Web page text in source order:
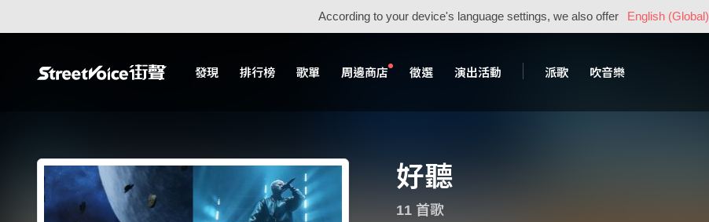
According to your device's language settings, we also offer English (Global)
發現 排行榜 歌單 周邊商店 徵選 演出活動 派歌 吹音樂
好聽
11 首歌